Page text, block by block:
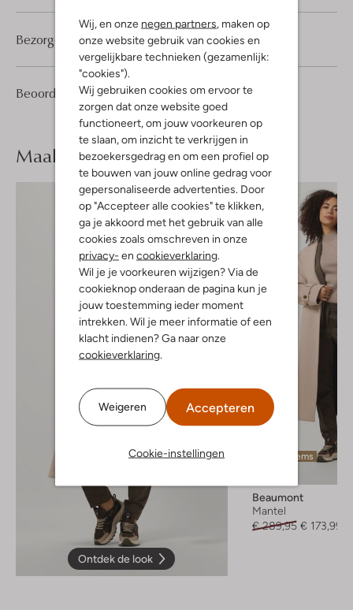
Wij, en onze negen partners , maken op
onze website gebruik van cookies en
vergelijkbare technieken (gezamenlijk:
"cookies").
Wij gebruiken cookies om ervoor te
zorgen dat onze website goed
functioneert, om jouw voorkeuren op
te slaan, om inzicht te verkrijgen in
bezoekersgedrag en om een profiel op
te bouwen van jouw online gedrag voor
gepersonaliseerde advertenties. Door
op "Accepteer alle cookies" te klikken,
ga je akkoord met het gebruik van alle
cookies zoals omschreven in onze
privacy- en cookieverklaring
Wil je je voorkeuren wijzigen? Via de
cookieknop onderaan de pagina kun je
jouw toestemming ieder moment
intrekken. Wil je meer informatie of een
klacht indienen? Ga naar onze
cookieverklaring
Weigeren Accepteren
Cookie-instellingen
Beoordelingen (1) 4/5
1
4
Sterren
Bezorgen & retourneren
Maak jelook compleet
Ontdek de look
Laatste items
Beaumont
Mantel
€ 289,95 € 173,99